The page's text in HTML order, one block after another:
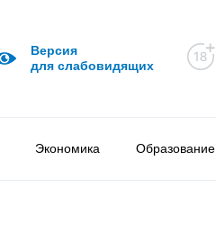
Версия
для слабовидящих
Экономика Образование